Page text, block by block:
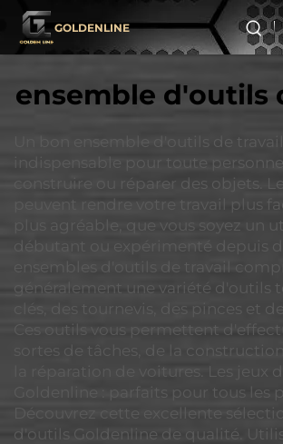
GOLDENLINE
ensemble d'outils
Un bon ensemble d'outils de
indispensable pour toute
construire ou réparer des objets.
peuvent rendre votre travail plus
plus agréable, que vous soyez un
débutant ou expérimenté depuis
ensembles d'outils de travail
généralement une variété d'outils
clés, des tournevis, des pinces et
Ces outils vous permettent
sortes de tâches, de la
la réparation de voitures. Les jeux
Goldenline : parfaits pour tous les
Découvrez cette excellente
d'outils Goldenline de qualité.